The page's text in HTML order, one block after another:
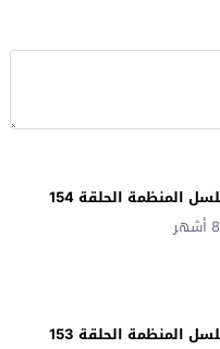
المنظمة الحلقة 154
المنظمة الحلقة 153